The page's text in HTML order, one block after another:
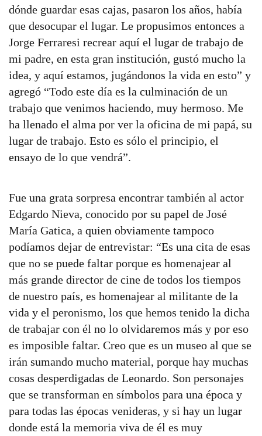
dónde guardar esas cajas, pasaron los años, había
que desocupar el lugar. Le propusimos entonces a
Jorge Ferraresi recrear aquí el lugar de trabajo de
mi padre, en esta gran institución, gustó mucho la
idea, y aquí estamos, jugándonos la vida en esto” y
agregó “Todo este día es la culminación de un
trabajo que venimos haciendo, muy hermoso. Me
ha llenado el alma por ver la oficina de mi papá, su
lugar de trabajo. Esto es sólo el principio, el
ensayo de lo que vendrá”.
Fue una grata sorpresa encontrar también al actor
Edgardo Nieva, conocido por su papel de José
María Gatica, a quien obviamente tampoco
podíamos dejar de entrevistar: “Es una cita de esas
que no se puede faltar porque es homenajear al
más grande director de cine de todos los tiempos
de nuestro país, es homenajear al militante de la
vida y el peronismo, los que hemos tenido la dicha
de trabajar con él no lo olvidaremos más y por eso
es imposible faltar. Creo que es un museo al que se
irán sumando mucho material, porque hay muchas
cosas desperdigadas de Leonardo. Son personajes
que se transforman en símbolos para una época y
para todas las épocas venideras, y si hay un lugar
donde está la memoria viva de él es muy